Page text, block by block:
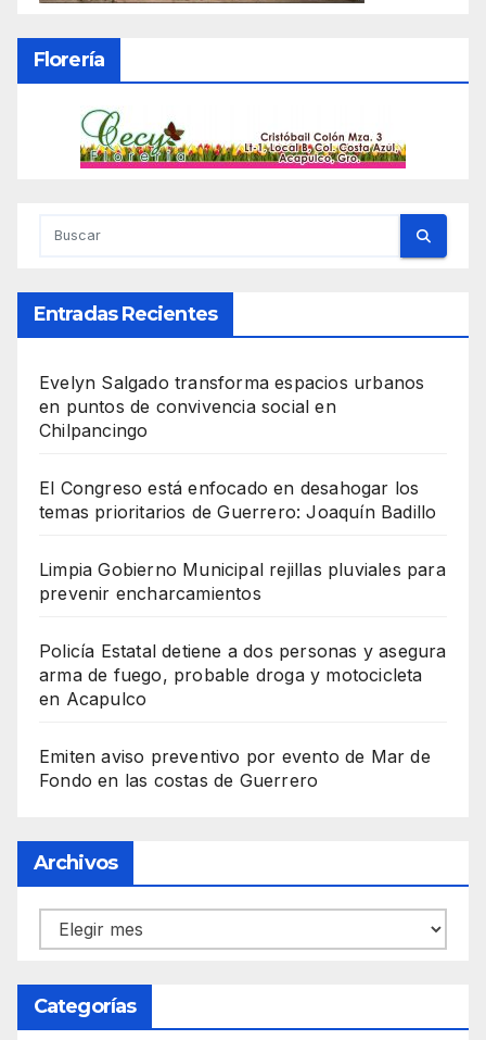
Florería
Entradas Recientes
Evelyn Salgado transforma espacios urbanos
en puntos de convivencia social en
Chilpancingo
El Congreso está enfocado en desahogar los
temas prioritarios de Guerrero: Joaquín Badillo
Limpia Gobierno Municipal rejillas pluviales para
prevenir encharcamientos
Policía Estatal detiene a dos personas y asegura
arma de fuego, probable droga y motocicleta
en Acapulco
Emiten aviso preventivo por evento de Mar de
Fondo en las costas de Guerrero
Archivos
Archivos
Categorías